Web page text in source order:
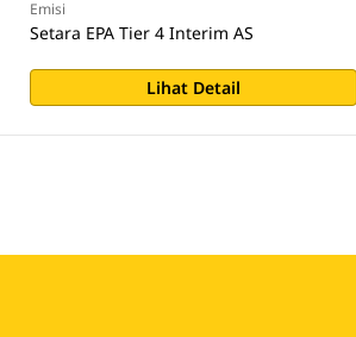
Emisi
Setara EPA Tier 4 Interim AS
Lihat Detail